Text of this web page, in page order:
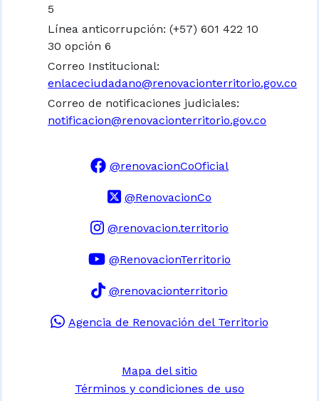
5
Línea anticorrupción: (+57) 601 422 10
30 opción 6
Correo Institucional:
enlaceciudadano@renovacionterritorio.gov.co
Correo de notificaciones judiciales:
notificacion@renovacionterritorio.gov.co
@renovacionCoOficial
@RenovacionCo
@renovacion.territorio
@RenovacionTerritorio
@renovacionterritorio
Agencia de Renovación del Territorio
Mapa del sitio
Términos y condiciones de uso